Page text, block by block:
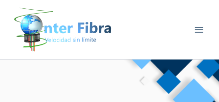
contenido